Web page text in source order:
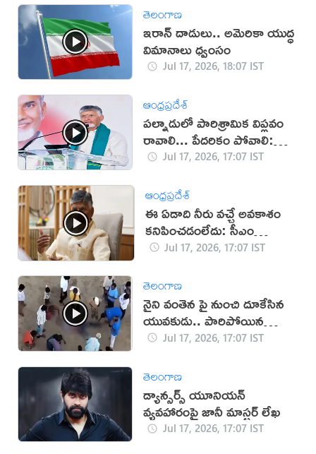
తెలంగాణ
ఇరాన్‌ దాడులు.. అమెరికా యుద్ధ
విమానాలు ధ్వంసం
Jul 17, 2026, 18:07 IST
ఆంధ్రప్రదేశ్
పల్నాడులో పారిశ్రామిక విప్లవం
రావాలి... పేదరికం పోవాలి:
చంద్రబాబు
Jul 17, 2026, 17:07 IST
ఆంధ్రప్రదేశ్
ఈ ఏడాది నీరు వచ్చే అవకాశం
కనిపించడంలేదు: సీఎం
చంద్రబాబు
Jul 17, 2026, 17:07 IST
తెలంగాణ
నైని వంతెన పై నుంచి దూకేసిన
యువకుడు.. పారిపోయిన
యువతి!
Jul 17, 2026, 17:07 IST
తెలంగాణ
డ్యాన్సర్స్ యూనియన్
వ్యవహారంపై జానీ మాస్టర్ లేఖ
Jul 17, 2026, 17:07 IST